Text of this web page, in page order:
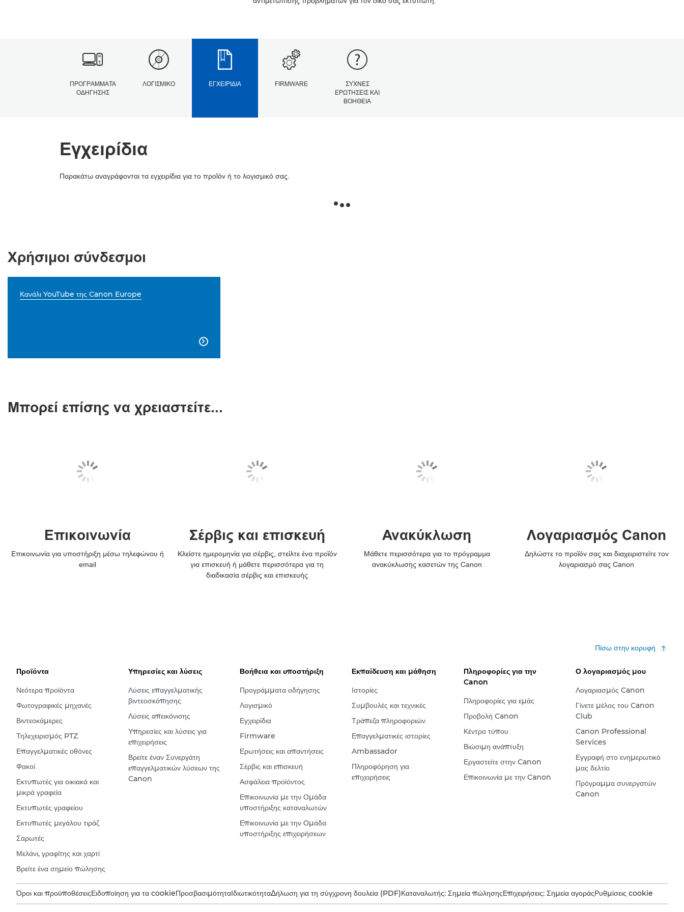
ΠΡΟΓΡΆΜΜΑΤΑ
ΟΔΉΓΗΣΗΣ
ΛΟΓΙΣΜΙΚΌ ΕΓΧΕΙΡΊΔΙΑ FIRMWARE
ΣΥΧΝΈΣ
ΕΡΩΤΉΣΕΙΣ ΚΑΙ
ΒΟΉΘΕΙΑ
Εγχειρίδια
Παρακάτω αναγράφονται τα εγχειρίδια για το προϊόν ή το λογισμικό σας.
Χρήσιμοι σύνδεσμοι
Κανάλι YouTube της Canon Europe

Μπορεί επίσης να χρειαστείτε...
Επικοινωνία
Επικοινωνία για υποστήριξη μέσω τηλεφώνου ή
email
Σέρβις και επισκευή
Κλείστε ημερομηνία για σέρβις, στείλτε ένα προϊόν
για επισκευή ή μάθετε περισσότερα για τη
διαδικασία σέρβις και επισκευής
Ανακύκλωση
Μάθετε περισσότερα για το πρόγραμμα
ανακύκλωσης κασετών της Canon
Λογαριασμός Canon
Δηλώστε το προϊόν σας και διαχειριστείτε τον
λογαριασμό σας Canon
Πίσω στην κορυφή
Προϊόντα
Νεότερα προϊόντα
Φωτογραφικές μηχανές
Βιντεοκάμερες
Τηλεχειρισμός PTZ
Επαγγελματικές οθόνες
Φακοί
Εκτυπωτές για οικιακά και
μικρά γραφεία
Εκτυπωτές γραφείου
Εκτυπωτές μεγάλου τιράζ
Σαρωτές
Μελάνι, γραφίτης και χαρτί
Βρείτε ένα σημείο πώλησης
Υπηρεσίες και λύσεις
Λύσεις επαγγελματικής
βιντεοσκόπησης
Λύσεις απεικόνισης
Υπηρεσίες και λύσεις για
επιχειρήσεις
Βρείτε έναν Συνεργάτη
επαγγελματικών λύσεων της
Canon
Βοήθεια και υποστήριξη
Προγράμματα οδήγησης
Λογισμικό
Εγχειρίδια
Firmware
Ερωτήσεις και απαντήσεις
Σέρβις και επισκευή
Ασφάλεια προϊόντος
Επικοινωνία με την Ομάδα
υποστήριξης καταναλωτών
Επικοινωνία με την Ομάδα
υποστήριξης επιχειρήσεων
Εκπαίδευση και μάθηση
Ιστορίες
Συμβουλές και τεχνικές
Τράπεζα πληροφοριών
Επαγγελματικές ιστορίες
Ambassador
Πληροφόρηση για
επιχειρήσεις
Πληροφορίες για την
Canon
Πληροφορίες για εμάς
Προβολή Canon
Κέντρο τύπου
Βιώσιμη ανάπτυξη
Εργαστείτε στην Canon
Επικοινωνία με την Canon
Ο λογαριασμός μου
Λογαριασμός Canon
Γίνετε μέλος του Canon
Club
Canon Professional
Services
Εγγραφή στο ενημερωτικό
μας δελτίο
Πρόγραμμα συνεργατών
Canon
Όροι και προϋποθέσειςΕιδοποίηση για τα cookieΠροσβασιμότηταΙδιωτικότηταΔήλωση για τη σύγχρονη δουλεία (PDF)Καταναλωτής: Σημεία πώλησηςΕπιχειρήσεις: Σημεία αγοράςΡυθμίσεις cookie